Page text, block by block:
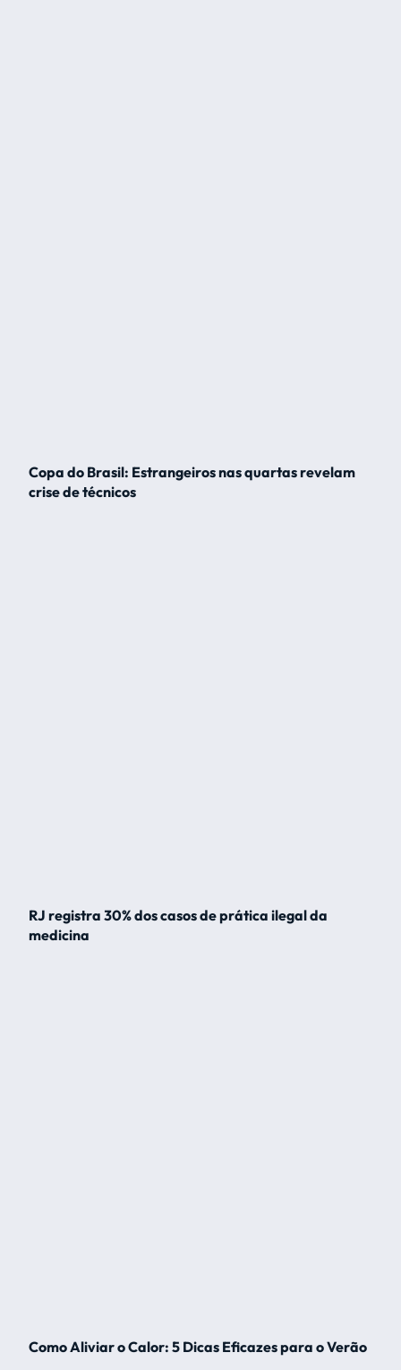
Copa do Brasil: Estrangeiros nas quartas revelam
crise de técnicos
RJ registra 30% dos casos de prática ilegal da
medicina
Como Aliviar o Calor: 5 Dicas Eficazes para o Verão